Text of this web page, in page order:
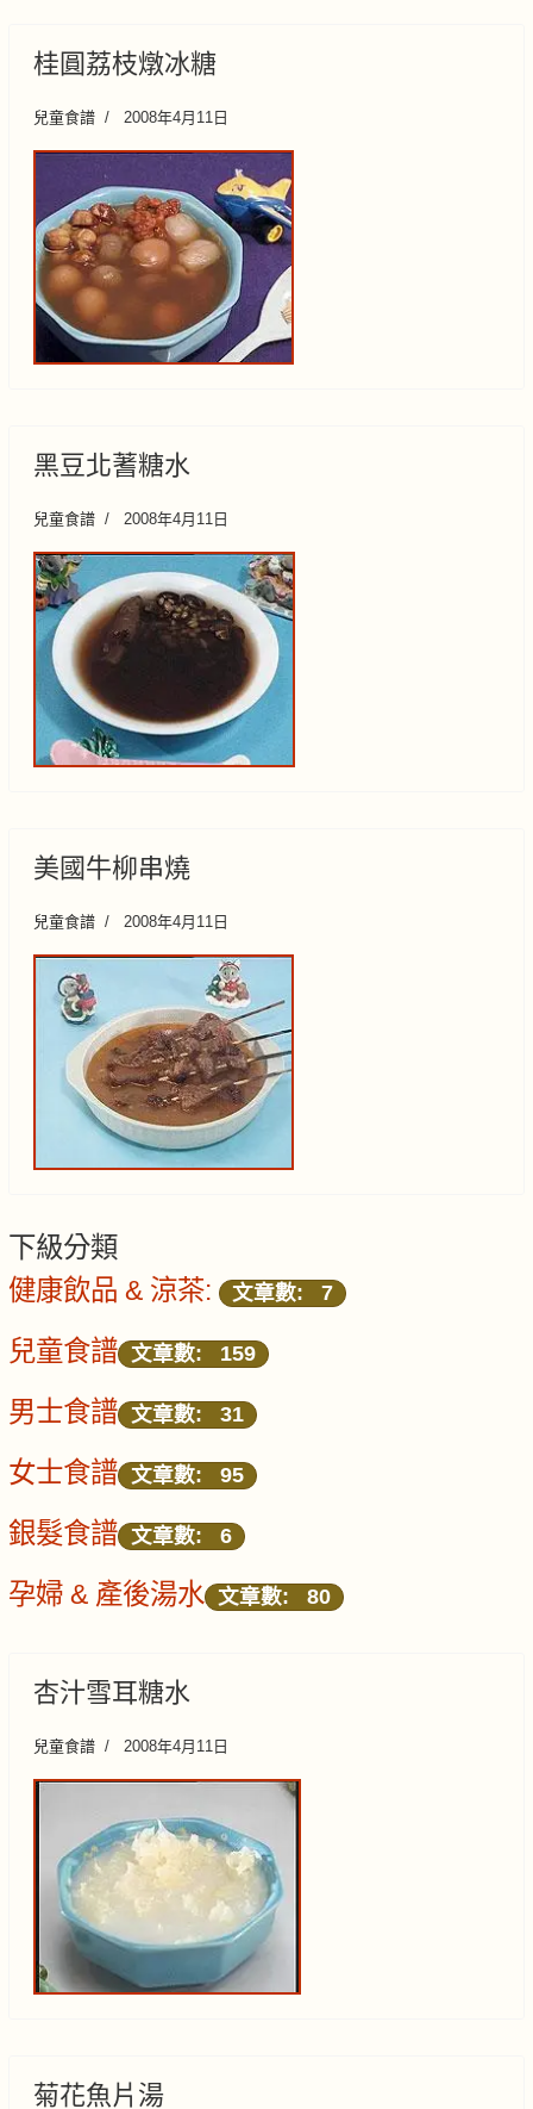
桂圓荔枝燉冰糖
兒童食譜 2008年4月11日
黑豆北蓍糖水
兒童食譜 2008年4月11日
美國牛柳串燒
兒童食譜 2008年4月11日
下級分類
健康飲品 & 涼茶:
文章數: 7
兒童食譜 文章數: 159
男士食譜 文章數: 31
女士食譜 文章數: 95
銀髮食譜 文章數: 6
孕婦 & 產後湯水 文章數: 80
杏汁雪耳糖水
兒童食譜 2008年4月11日
菊花魚片湯